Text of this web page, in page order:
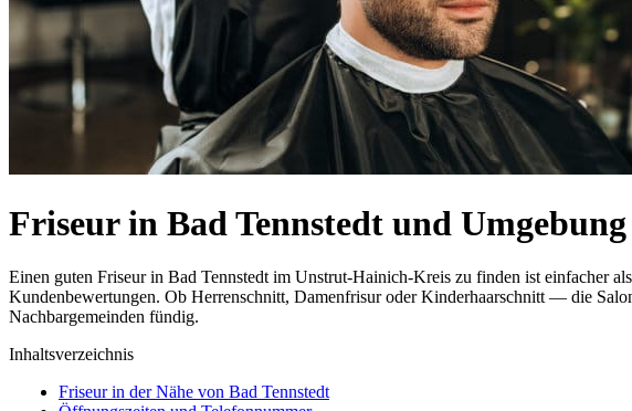
Friseur in Bad Tennstedt und Umgebung
Einen guten Friseur in Bad Tennstedt im Unstrut-Hainich-Kreis zu finden ist einfacher
Kundenbewertungen. Ob Herrenschnitt, Damenfrisur oder Kinderhaarschnitt — die
Nachbargemeinden fündig.
Inhaltsverzeichnis
Friseur in der Nähe von Bad Tennstedt